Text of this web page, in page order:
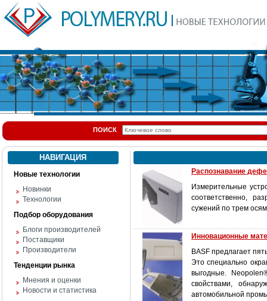
ПОИСК
НАВИГАЦИЯ
Новые технологии
Новинки
Технологии
Подбор оборудования
Блоги производителей
Поставщики
Производители
Тенденции рынка
Мнения и оценки
Новости и статистика
Распознавание
Измерительные
соответственно,
сужений по трем
Инновационные
BASF пред­лагает
Это специально
выгодные.
свойствами,
автомобильной